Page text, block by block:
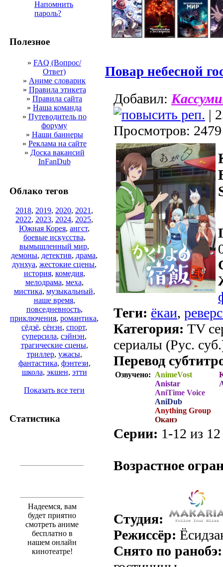
Напомнить
пароль?
Полезное
» FAQ (Вопрос/
Ответ)
» Аниме словарик
» Правила этикета
» Правила сайта
» Наша команда
» Путеводитель по
форуму
» Наши баннеры
» Реклама на сайте
» Доска вакансий
InFanDub
Облако тегов
2018, 2019, 2020, 2021 ,
2022, 2023, 2024, 2025,
Южная Корея, ангст,
боевые искусства,
вымышленный мир,
демоны, детектив, драма,
дунхуа, жестокие сцены,
история, комедия,
мелодрама, меха,
мистика, музыкальный,
наше время,
повседневность,
приключения, романтика,
сёдзё, сёнэн, спорт,
суперсила, сэйнэн,
трагические сцены,
триллер, ужасы,
фантастика, фэнтези,
школа, экшен, этти
Показать все теги
Статистика
Надеемся, вам
будет приятно
смотреть аниме
бесплатно в
нашем онлайн
кинотеатре!
Повар небесной
Добавил:
|
Просмотров: 2479
Теги: ёкаи,
Категория: TV
сериалы (Рус.
Перевод
Озвучено: AnimeVost
Anistar
AniTime Voice
AniDub
Anything Group
Оканэ
Серии: 1-12 из
Возрастное
Студия:
Режиссёр:
Снято по ранобэ: